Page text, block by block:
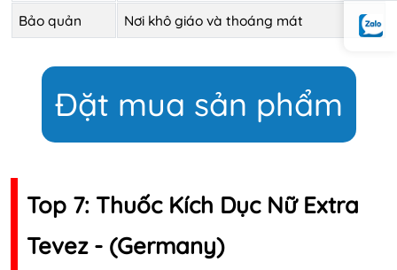
Bảo quản Nơi khô giáo và thoáng mát
Đặt mua sản phẩm
Top 7: Thuốc Kích Dục Nữ Extra
Tevez - (Germany)